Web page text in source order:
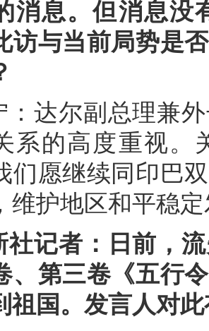
消息。但消息没
访与当前局势是
：达尔副总理兼
系的高度重视。
们愿继续同印巴
维护地区和平稳
社记者：日前，
、第三卷《五行
祖国。发言人对